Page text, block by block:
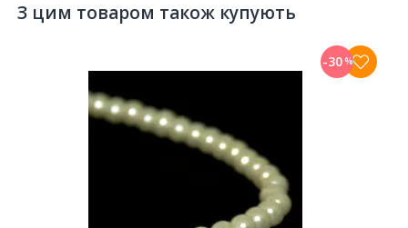
З цим товаром також купують
-30%